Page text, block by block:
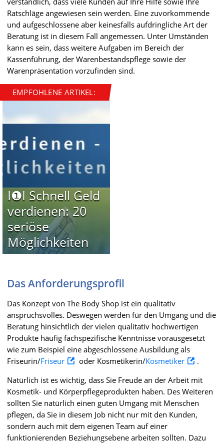
Ratschläge angewiesen sein werden. Eine zuvorkommende
und aufgeschlossene aber keinesfalls aufdringliche Art der
Beratung ist in diesem Fall angemessen. Unter Umständen
kann es sein, dass weitere Aufgaben im Bereich der
Kassenführung, der Warenbestandspflege sowie der
Warenpräsentation vorzufinden sind.
EMPFOHLENE ARTIKEL:
I❶I Schnell Geld
verdienen: 20
seriöse
Möglichkeiten
Das Anforderungsprofil
Das Konzept von The Body Shop ist ein qualitativ
anspruchsvolles. Deswegen werden für den Umgang und die
Beratung hinsichtlich der vielen qualitativ hochwertigen
Produkte häufig fachspezifische Kenntnisse vorausgesetzt
wie zum Beispiel eine abgeschlossene Ausbildung als
Friseurin/Friseur oder Kosmetikerin/Kosmetiker
.
Natürlich ist es wichtig, dass Sie Freude an der Arbeit mit
Kosmetik- und Körperpflegeprodukten haben. Des Weiteren
sollten Sie natürlich einen guten Umgang mit Menschen
pflegen, da Sie in diesem Job nicht nur mit den Kunden,
sondern auch mit dem eigenen Team auf einer
funktionierenden Beziehungsebene arbeiten sollten. Dazu